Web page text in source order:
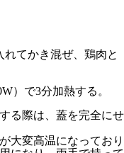
てかき混ぜ、鶏肉と
）で3分加熱する。
る際は、蓋を完全にせ
大変高温になっており